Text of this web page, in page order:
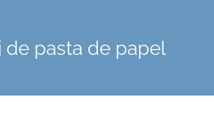
de pasta de papel